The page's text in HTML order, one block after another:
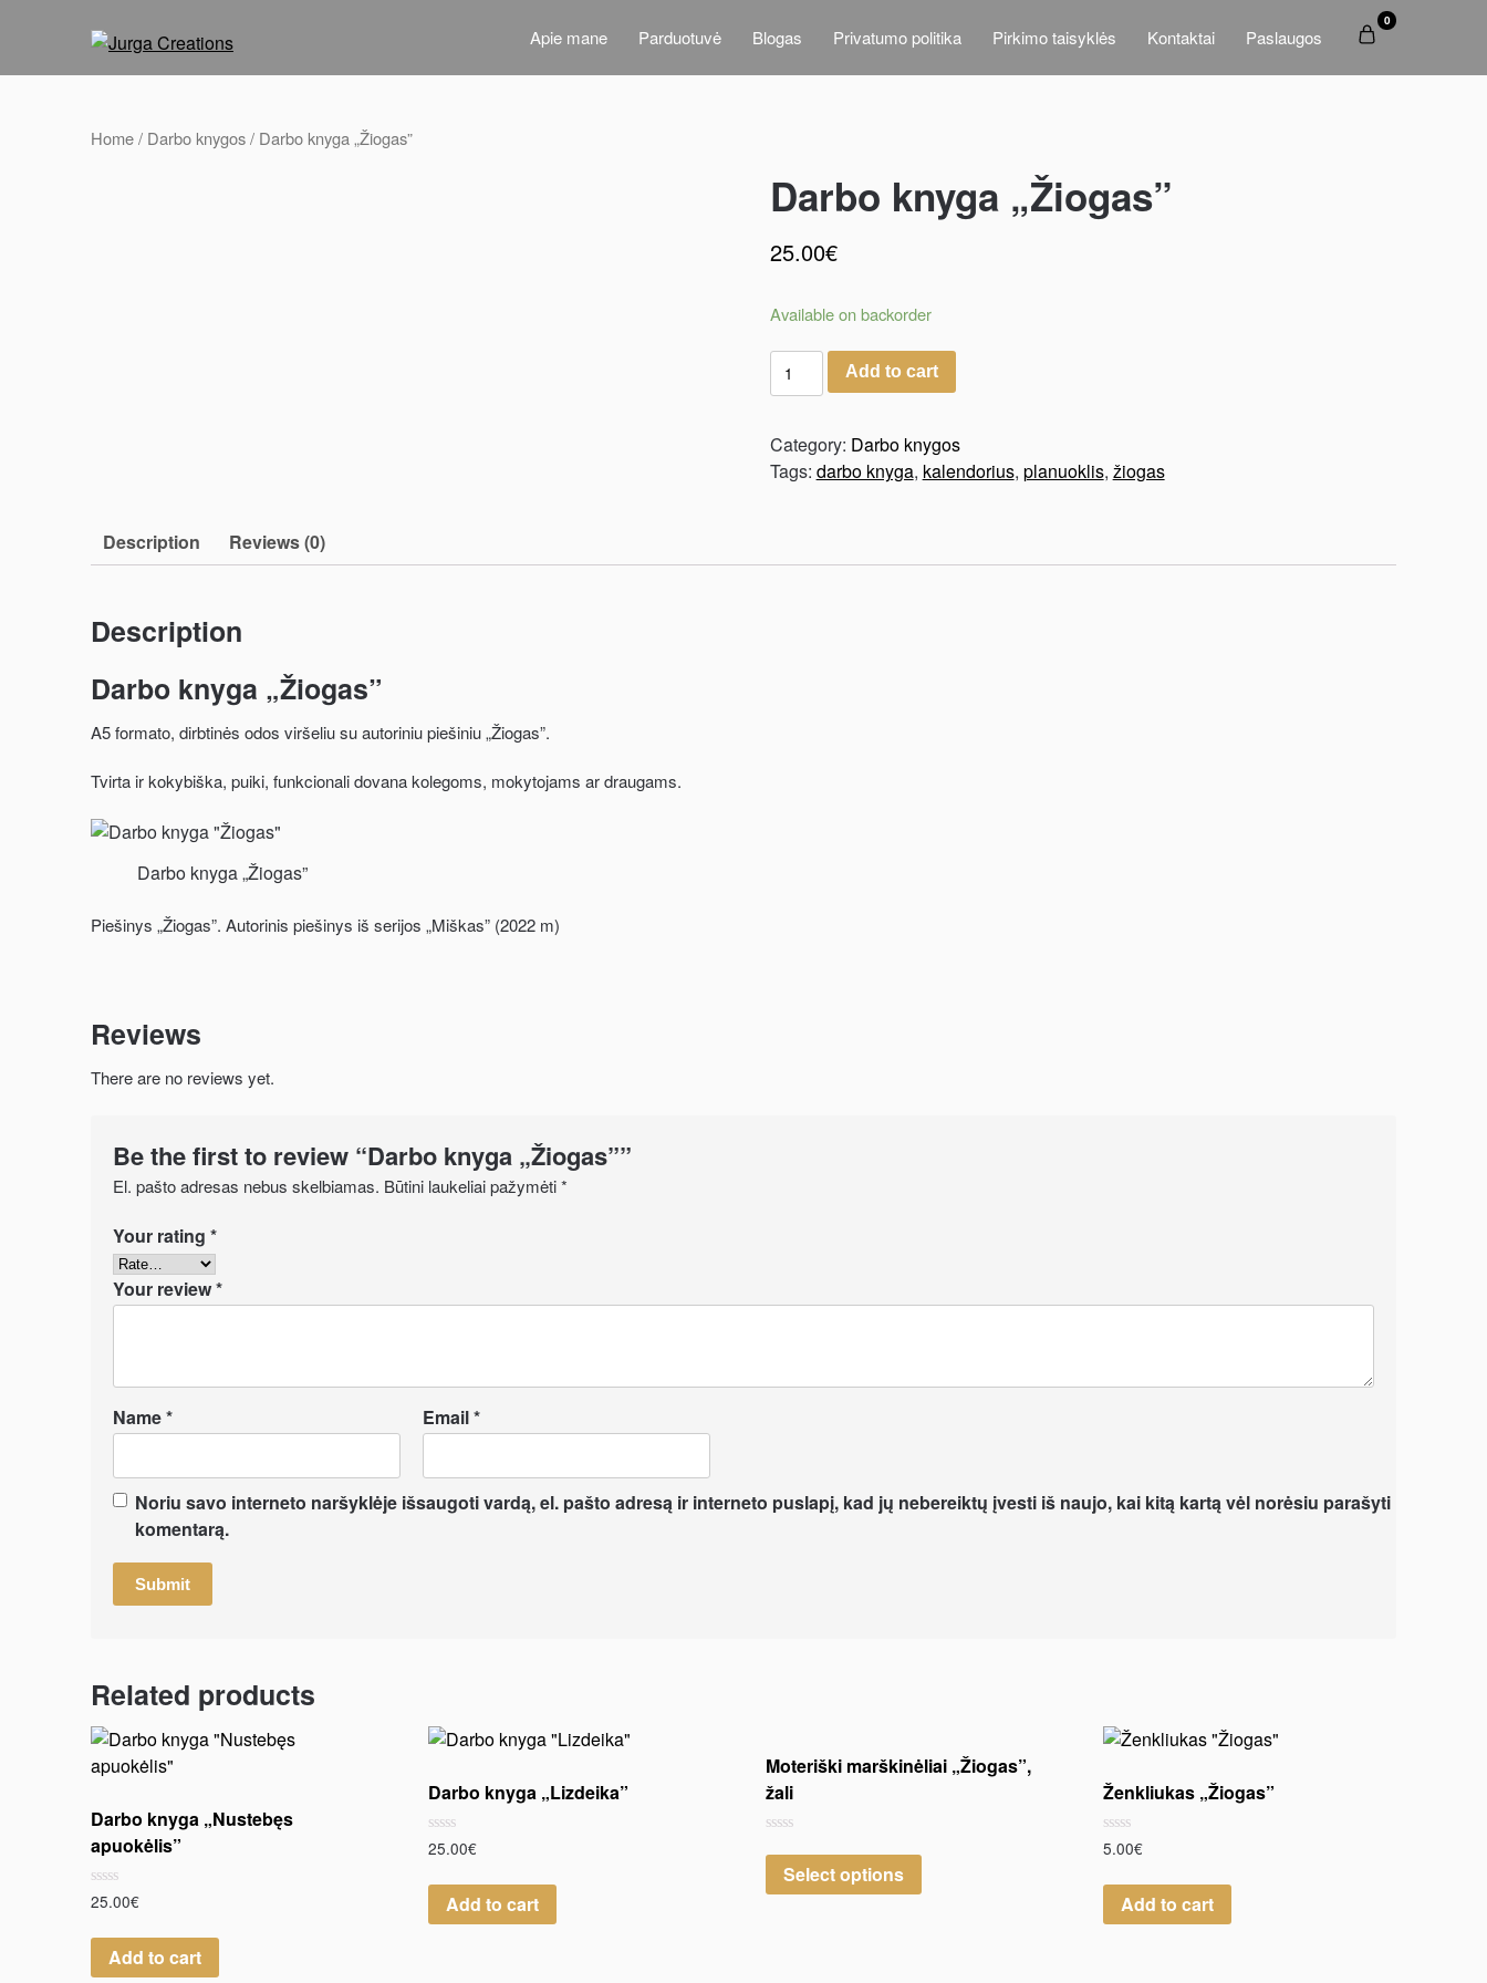
Apie mane Parduotuvė Blogas Privatumo politika Pirkimo taisyklės Kontaktai Paslaugos
0
Home/ Darbo knygos/ Darbo knyga „Žiogas”
Darbo knyga „Žiogas”
25.00€
Available on backorder
Add to cart
Category: Darbo knygos
Tags: darbo knyga, kalendorius, planuoklis, žiogas
Description Reviews (0)
Description
Darbo knyga „Žiogas”
A5 formato, dirbtinės odos viršeliu su autoriniu piešiniu „Žiogas”.
Tvirta ir kokybiška, puiki, funkcionali dovana kolegoms, mokytojams ar draugams.
Darbo knyga „Žiogas”
Piešinys „Žiogas”. Autorinis piešinys iš serijos „Miškas” (2022 m)
Reviews
There are no reviews yet.
Be the first to review “Darbo knyga „Žiogas””
El. pašto adresas nebus skelbiamas. Būtini laukeliai pažymėti*
Your rating *
Your review*
Name* Email*
Noriu savo interneto naršyklėje išsaugoti vardą, el. pašto adresą ir interneto puslapį, kad jų nebereiktų įvesti iš naujo, kai kitą kartą vėl norėsiu parašyti
komentarą.
Related products
Darbo knyga „Nustebęs
apuokėlis”
Rated
0
of
25.00€
Add to cart
Darbo knyga „Lizdeika”
Rated
0
of
25.00€
Add to cart
Moteriški marškinėliai „Žiogas”,
žali
0
outSelect options
Ženkliukas „Žiogas”
Rated
0
of
5.00€
Add to cart